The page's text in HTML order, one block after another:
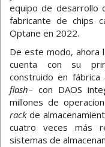
equipo de desarrollo
fabricante de chips
Optane en 2022.
De este modo, ahora
cuenta con su
construido en
flash– con DAOS
millones de
rackde
cuatro veces más
sistemas de